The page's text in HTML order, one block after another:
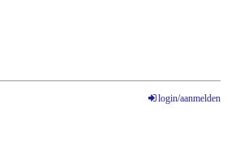
login/aanmelden